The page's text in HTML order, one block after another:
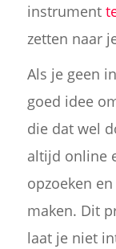
instrument
zetten naar
Als je geen
goed idee
die dat wel
altijd online
opzoeken
maken. Dit
laat je niet